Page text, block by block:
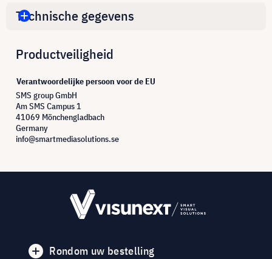
Technische gegevens
Productveiligheid
Verantwoordelijke persoon voor de EU
SMS group GmbH
Am SMS Campus 1
41069 Mönchengladbach
Germany
info@smartmediasolutions.se
Rondom uw bestelling